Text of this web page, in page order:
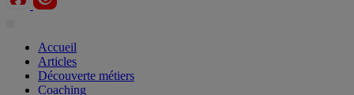
Accueil
Articles
Découverte métiers
Coaching